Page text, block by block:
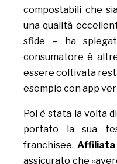
compostabili che
una qualità
sfide – ha
consumatore è
essere coltivata
esempio con app
Poi è stata la volta di
portato la sua
franchisee.Affiliata
assicurato che